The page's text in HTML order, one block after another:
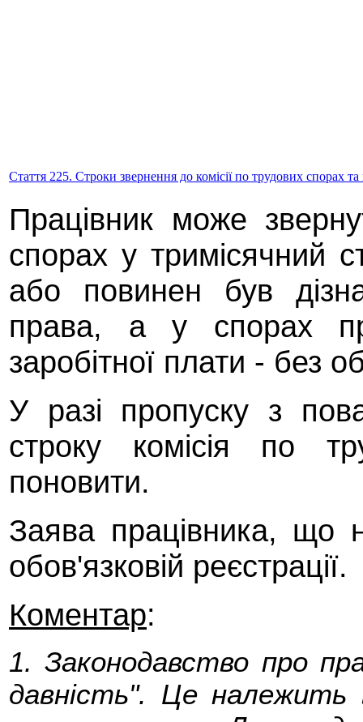
Стаття 225. Строки звернення до комісії по трудових спорах
Працівник може
спорах у тримісячний
або повинен був
права, а у спорах
заробітної плати - без
У разі пропуску з
строку комісія по
поновити.
Заява працівника, що
обов'язковій реєстрації.
Коментар:
1. Законодавство про
давність". Це належить